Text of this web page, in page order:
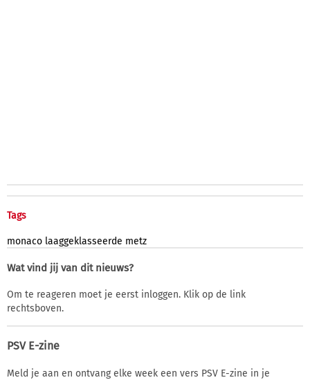
Tags
monaco laaggeklasseerde metz
Wat vind jij van dit nieuws?
Om te reageren moet je eerst inloggen. Klik op de link
rechtsboven.
PSV E-zine
Meld je aan en ontvang elke week een vers PSV E-zine in je